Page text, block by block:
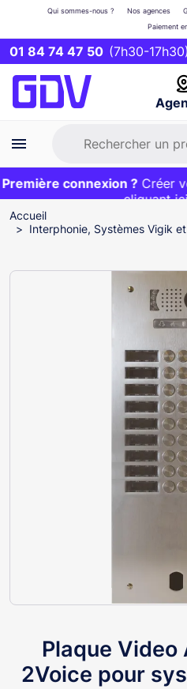
01 84 74 47 50 (7h30-17h30)
Qui sommes-nous ? Nos agences
Paiement
Première commande ?20€
et livraison 24/48h gratuite
connexion ?Créer
cliquant ici
EXCLU WEB :
Accueil
Interphonie, Systèmes Vigik
Plaque Video
2Voice pour